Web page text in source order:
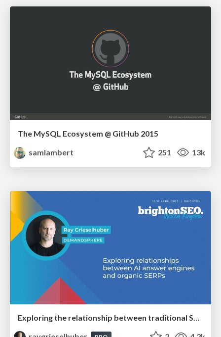
The MySQL Ecosystem @ GitHub 2015
samlambert
251 13k
Exploring the relationship between traditional SERPs and Gen AI search